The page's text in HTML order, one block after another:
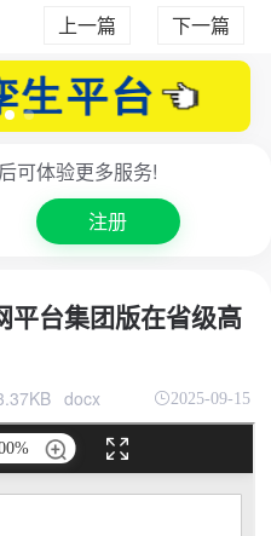
下一篇
上一篇
可体验更多服务!
注册
平台集团版在省级高
docx 2025-09-15